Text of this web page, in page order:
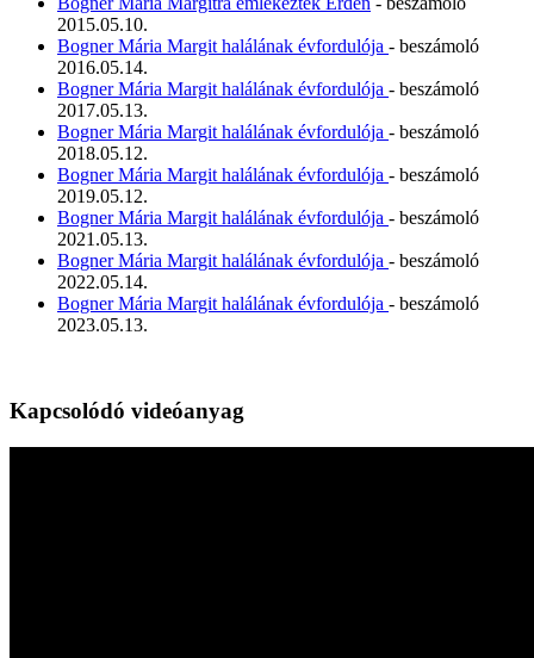
2015.05.10.
Bogner Mária Margit halálának évfordulója - beszámoló
2016.05.14.
Bogner Mária Margit halálának évfordulója - beszámoló
2017.05.13.
Bogner Mária Margit halálának évfordulója - beszámoló
2018.05.12.
Bogner Mária Margit halálának évfordulója - beszámoló
2019.05.12.
Bogner Mária Margit halálának évfordulója - beszámoló
2021.05.13.
Bogner Mária Margit halálának évfordulója - beszámoló
2022.05.14.
Bogner Mária Margit halálának évfordulója - beszámoló
2023.05.13.
Kapcsolódó videóanyag